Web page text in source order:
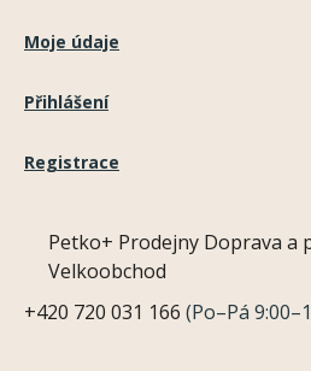
Moje údaje
Přihlášení
Registrace
Petko+ Prodejny Doprava a
Velkoobchod
+420 720 031 166 (Po–Pá